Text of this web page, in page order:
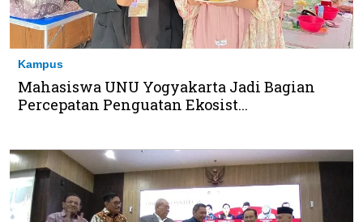
Kampus
Mahasiswa UNU Yogyakarta Jadi Bagian
Percepatan Penguatan Ekosist...